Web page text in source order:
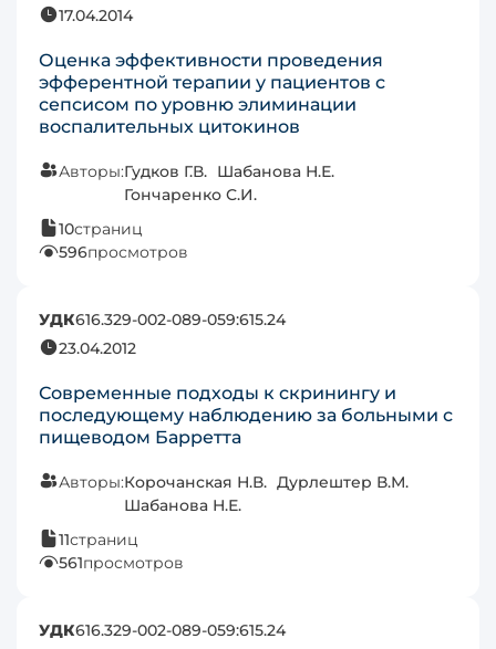
17.04.2014
Оценка эффективности проведения
эфферентной терапии у пациентов с
сепсисом по уровню элиминации
воспалительных цитокинов
Авторы:Гудков Г.В. Шабанова Н.Е.
Гончаренко С.И.
10страниц
596просмотров
УДК616.329-002-089-059:615.24
23.04.2012
Современные подходы к скринингу и
последующему наблюдению за больными с
пищеводом Барретта
Авторы:Корочанская Н.В. Дурлештер В.М.
Шабанова Н.Е.
11страниц
561просмотров
УДК616.329-002-089-059:615.24